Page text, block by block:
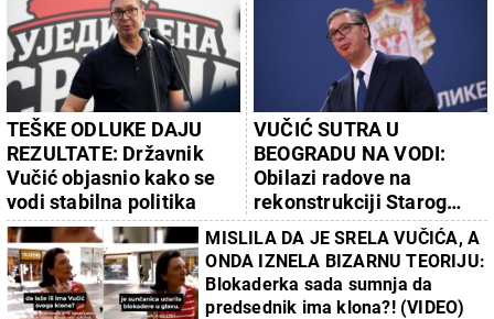
TEŠKE ODLUKE DAJU
REZULTATE: Državnik
Vučić objasnio kako se
vodi stabilna politika
VUČIĆ SUTRA U
BEOGRADU NA VODI:
Obilazi radove na
rekonstrukciji Starog
železničkog mosta
MISLILA DA JE SRELA VUČIĆA, A
ONDA IZNELA BIZARNU TEORIJU:
Blokaderka sada sumnja da
predsednik ima klona?! (VIDEO)